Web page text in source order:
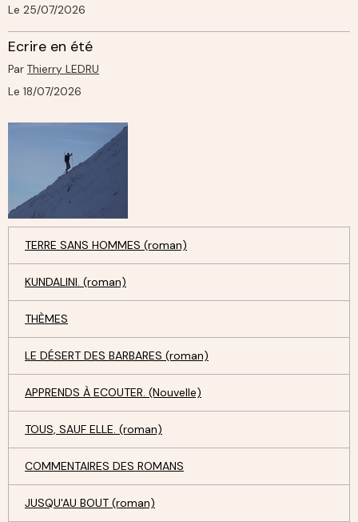
Le 25/07/2026
Ecrire en été
Par Thierry LEDRU
Le 18/07/2026
TERRE SANS HOMMES (roman)
KUNDALINI. (roman)
THÈMES
LE DÉSERT DES BARBARES (roman)
APPRENDS À ECOUTER. (Nouvelle)
TOUS, SAUF ELLE. (roman)
COMMENTAIRES DES ROMANS
JUSQU'AU BOUT (roman)